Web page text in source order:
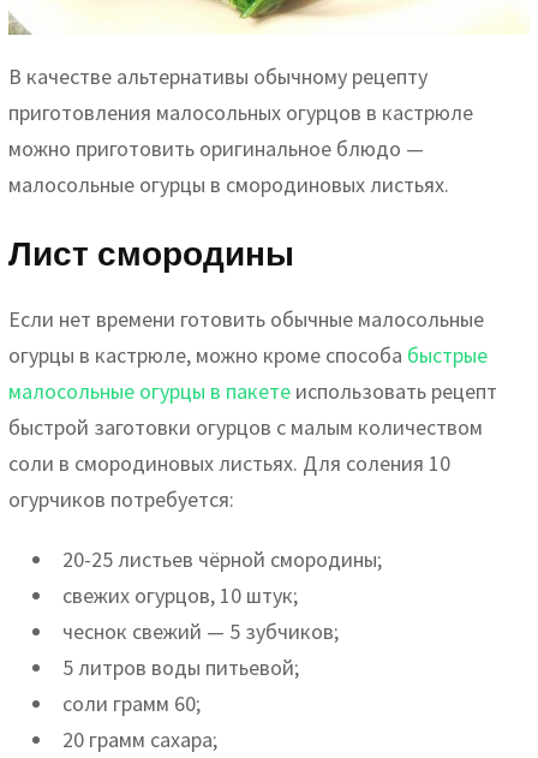
В качестве альтернативы обычному рецепту
приготовления малосольных огурцов в кастрюле
можно приготовить оригинальное блюдо —
малосольные огурцы в смородиновых листьях.
Лист смородины
Если нет времени готовить обычные малосольные
огурцы в кастрюле, можно кроме способа быстрые
малосольные огурцы в пакете использовать рецепт
быстрой заготовки огурцов с малым количеством
соли в смородиновых листьях. Для соления 10
огурчиков потребуется:
20-25 листьев чёрной смородины;
свежих огурцов, 10 штук;
чеснок свежий — 5 зубчиков;
5 литров воды питьевой;
соли грамм 60;
20 грамм сахара;